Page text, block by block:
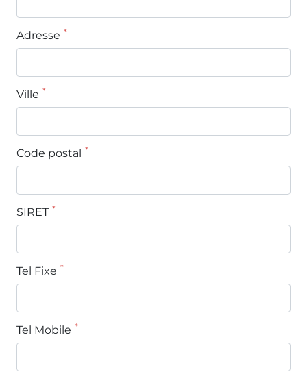
Adresse *
Ville *
Code postal *
SIRET *
Tel Fixe *
Tel Mobile *